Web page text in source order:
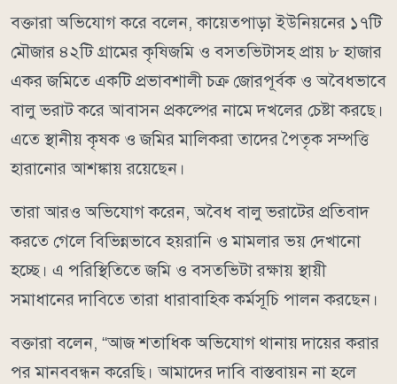
বক্তারা অভিযোগ করে বলেন, কায়েতপাড়া ইউনিয়নের ১৭টি
মৌজার ৪২টি গ্রামের কৃষিজমি ও বসতভিটাসহ প্রায় ৮ হাজার
একর জমিতে একটি প্রভাবশালী চক্র জোরপূর্বক ও অবৈধভাবে
বালু ভরাট করে আবাসন প্রকল্পের নামে দখলের চেষ্টা করছে।
এতে স্থানীয় কৃষক ও জমির মালিকরা তাদের পৈতৃক সম্পত্তি
হারানোর আশঙ্কায় রয়েছেন।
তারা আরও অভিযোগ করেন, অবৈধ বালু ভরাটের প্রতিবাদ
করতে গেলে বিভিন্নভাবে হয়রানি ও মামলার ভয় দেখানো
হচ্ছে। এ পরিস্থিতিতে জমি ও বসতভিটা রক্ষায় স্থায়ী
সমাধানের দাবিতে তারা ধারাবাহিক কর্মসূচি পালন করছেন।
বক্তারা বলেন, “আজ শতাধিক অভিযোগ থানায় দায়ের করার
পর মানববন্ধন করেছি। আমাদের দাবি বাস্তবায়ন না হলে